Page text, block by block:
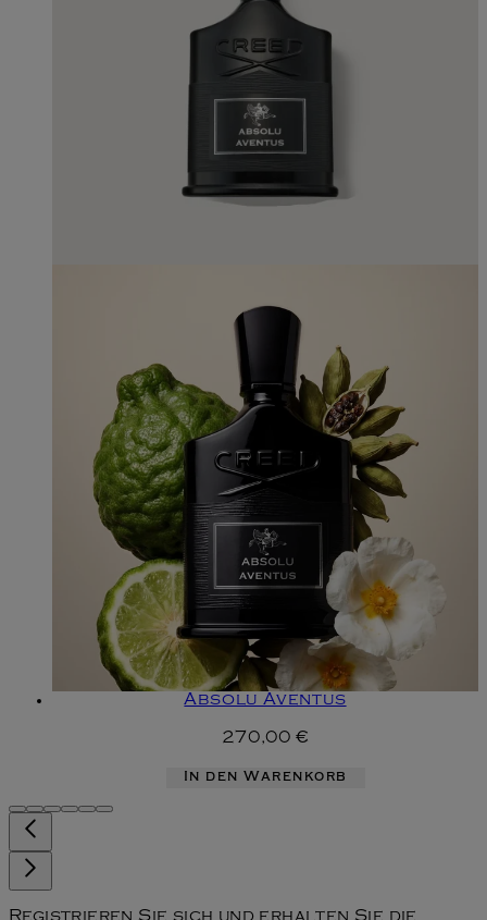
Absolu Aventus
270,00 €
In den Warenkorb